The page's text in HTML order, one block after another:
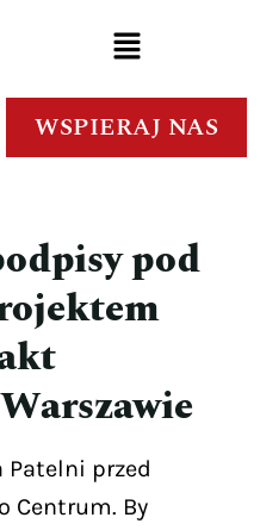
WSPIERAJ NAS
pod
Patelni przed
Centrum. By